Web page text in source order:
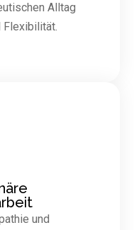
Alltag
Flexibilität.
und